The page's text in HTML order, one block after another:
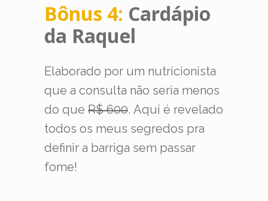
Bônus 4: Cardápio
da Raquel
Elaborado por um nutricionista
que a consulta não seria menos
do que R$ 600. Aqui é revelado
todos os meus segredos pra
definir a barriga sem passar
fome!